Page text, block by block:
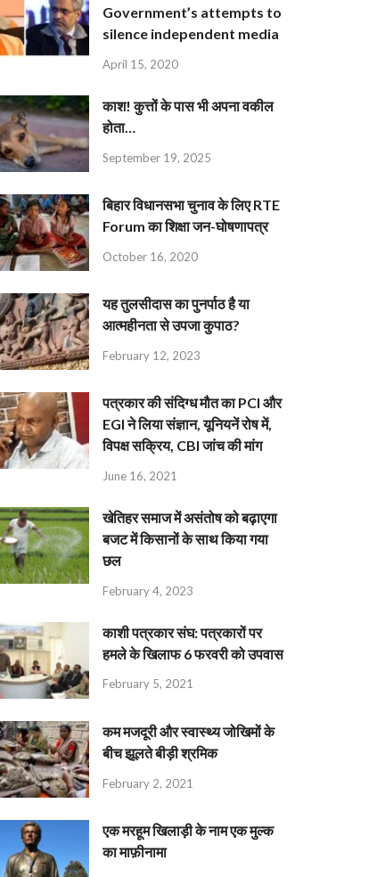
Government’s attempts to
silence independent media
April 15, 2020
काश! कुत्तों के पास भी अपना वकील
होता…
September 19, 2025
बिहार विधानसभा चुनाव के लिए RTE
Forum का शिक्षा जन-घोषणापत्र
October 16, 2020
यह तुलसीदास का पुनर्पाठ है या
आत्महीनता से उपजा कुपाठ?
February 12, 2023
पत्रकार की संदिग्ध मौत का PCI और
EGI ने लिया संज्ञान, यूनियनें रोष में,
विपक्ष सक्रिय, CBI जांच की मांग
June 16, 2021
खेतिहर समाज में असंतोष को बढ़ाएगा
बजट में किसानों के साथ किया गया
छल
February 4, 2023
काशी पत्रकार संघ: पत्रकारों पर
हमले के खिलाफ 6 फरवरी को उपवास
February 5, 2021
कम मजदूरी और स्वास्थ्य जोखिमों के
बीच झूलते बीड़ी श्रमिक
February 2, 2021
एक मरहूम खिलाड़ी के नाम एक मुल्क
का माफ़ीनामा